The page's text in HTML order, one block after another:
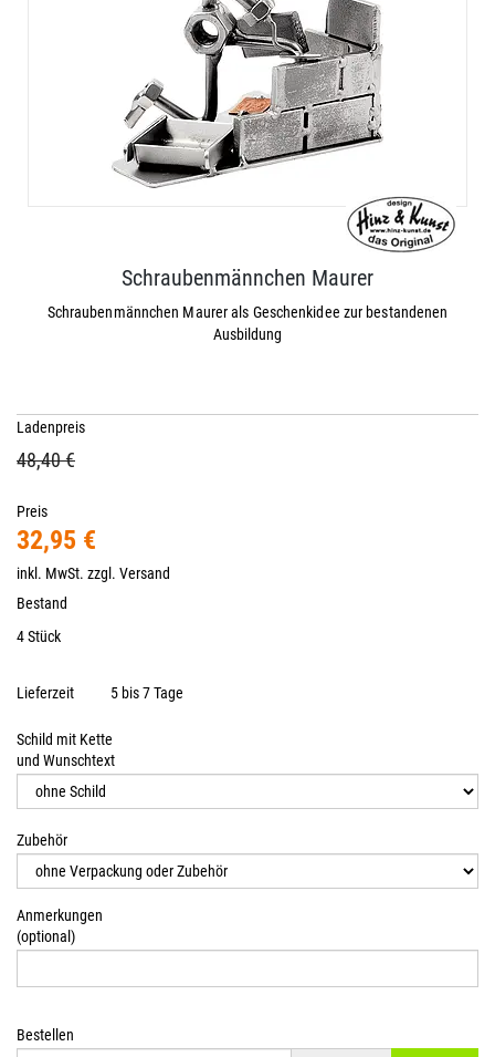
Schraubenmännchen Maurer
Schraubenmännchen Maurer als Geschenkidee zur bestandenen
Ausbildung
Ladenpreis
48,40 €
Preis
32,95 €
inkl. MwSt. zzgl. Versand
Bestand
4 Stück
Lieferzeit 5 bis 7 Tage
Schild mit Kette
und Wunschtext
Zubehör
Anmerkungen
(optional)
Bestellen